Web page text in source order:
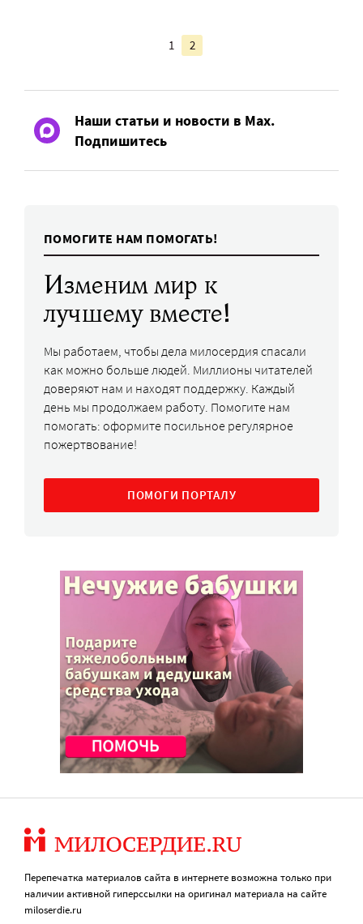
1 2
Наши статьи и новости в Max.
Подпишитесь
ПОМОГИТЕ НАМ ПОМОГАТЬ!
Изменим мир к
лучшему вместе!
Мы работаем, чтобы дела милосердия спасали
как можно больше людей. Миллионы читателей
доверяют нам и находят поддержку. Каждый
день мы продолжаем работу. Помогите нам
помогать: оформите посильное регулярное
пожертвование!
ПОМОГИ ПОРТАЛУ
Перепечатка материалов сайта в интернете возможна только при
наличии активной гиперссылки на оригинал материала на сайте
miloserdie.ru